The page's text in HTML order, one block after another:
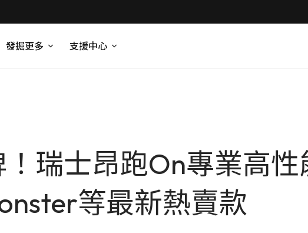
發掘更多 支援中心
瑞士昂跑On專業高性
等最新熱賣款